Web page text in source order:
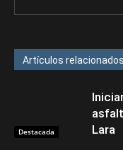
Artículos relacionados
Destacada
Lara